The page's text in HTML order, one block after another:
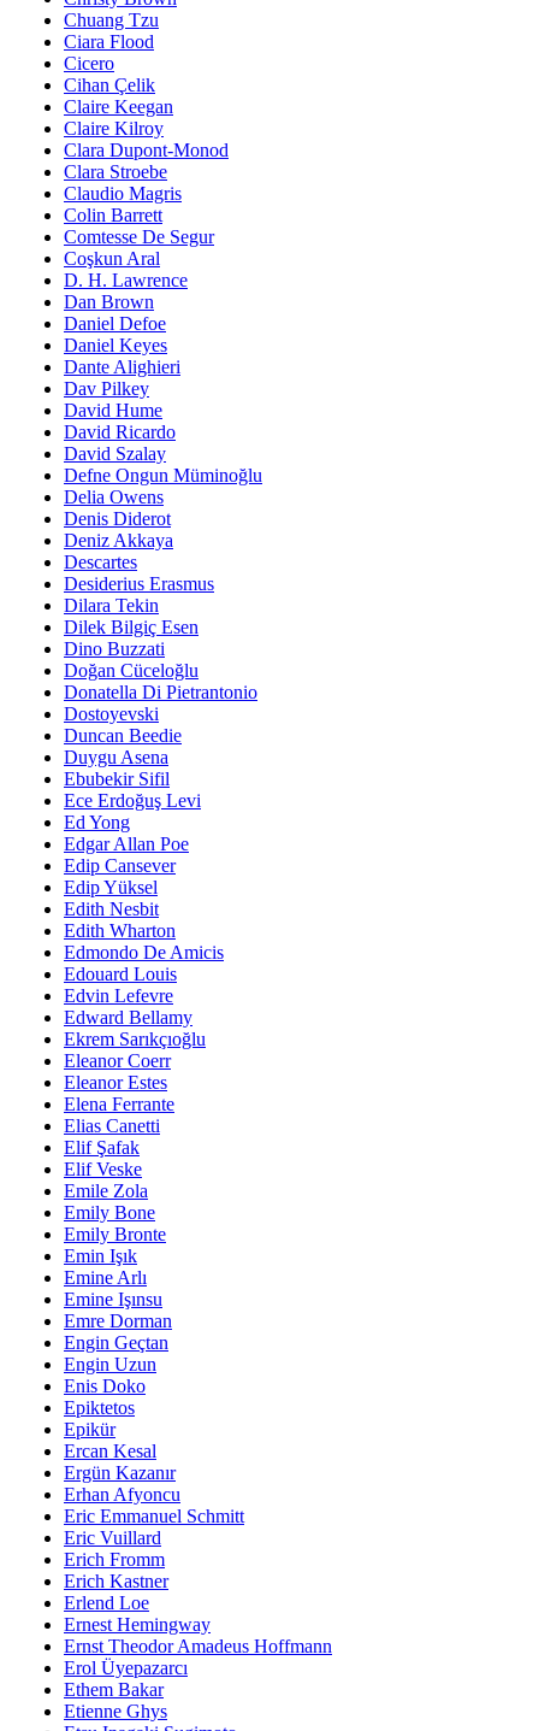
Chuang Tzu
Ciara Flood
Cicero
Cihan Çelik
Claire Keegan
Claire Kilroy
Clara Dupont-Monod
Clara Stroebe
Claudio Magris
Colin Barrett
Comtesse De Segur
Coşkun Aral
D. H. Lawrence
Dan Brown
Daniel Defoe
Daniel Keyes
Dante Alighieri
Dav Pilkey
David Hume
David Ricardo
David Szalay
Defne Ongun Müminoğlu
Delia Owens
Denis Diderot
Deniz Akkaya
Descartes
Desiderius Erasmus
Dilara Tekin
Dilek Bilgiç Esen
Dino Buzzati
Doğan Cüceloğlu
Donatella Di Pietrantonio
Dostoyevski
Duncan Beedie
Duygu Asena
Ebubekir Sifil
Ece Erdoğuş Levi
Ed Yong
Edgar Allan Poe
Edip Cansever
Edip Yüksel
Edith Nesbit
Edith Wharton
Edmondo De Amicis
Edouard Louis
Edvin Lefevre
Edward Bellamy
Ekrem Sarıkçıoğlu
Eleanor Coerr
Eleanor Estes
Elena Ferrante
Elias Canetti
Elif Şafak
Elif Veske
Emile Zola
Emily Bone
Emily Bronte
Emin Işık
Emine Arlı
Emine Işınsu
Emre Dorman
Engin Geçtan
Engin Uzun
Enis Doko
Epiktetos
Epikür
Ercan Kesal
Ergün Kazanır
Erhan Afyoncu
Eric Emmanuel Schmitt
Eric Vuillard
Erich Fromm
Erich Kastner
Erlend Loe
Ernest Hemingway
Ernst Theodor Amadeus Hoffmann
Erol Üyepazarcı
Ethem Bakar
Etienne Ghys